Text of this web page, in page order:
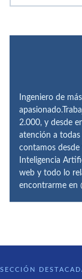
Ingeniero de
2.000, y desde
atención a todas
contamos
Inteligencia
web y todo lo
encontrarme en
SECCIÓN